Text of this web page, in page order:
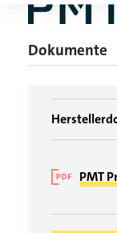
Dokumente
PMT